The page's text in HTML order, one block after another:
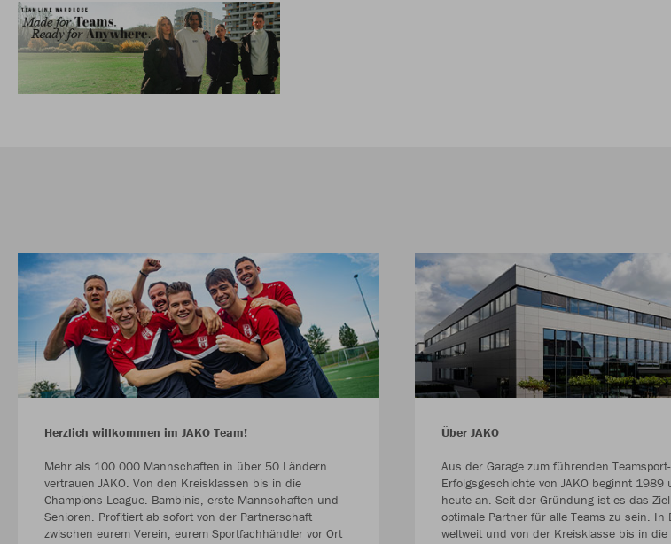
Herzlich willkommen im JAKO Team!
Mehr als 100.000 Mannschaften in über 50 Ländern
vertrauen JAKO. Von den Kreisklassen bis in die
Champions League. Bambinis, erste Mannschaften und
Senioren. Profitiert ab sofort von der Partnerschaft
zwischen eurem Verein, eurem Sportfachhändler vor Ort
Über JAKO
Aus der Garage zum führenden
Erfolgsgeschichte von JAKO beginnt 1989
heute an. Seit der Gründung ist es das
optimale Partner für alle Teams zu sein. In
weltweit und von der Kreisklasse bis in die